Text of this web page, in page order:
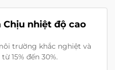
nhiệt độ cao
trường khắc nghiệt và
15% đến 30%.